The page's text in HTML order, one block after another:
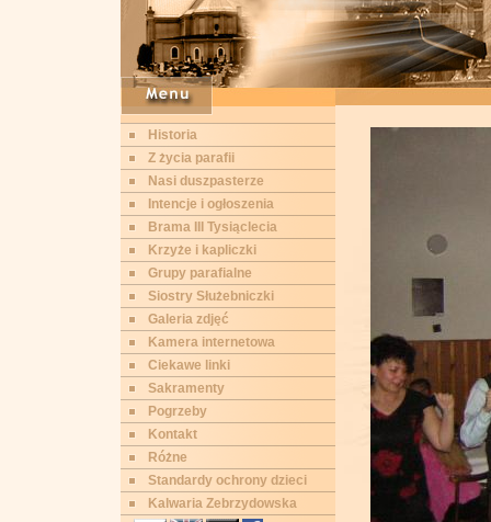
Historia
Z życia parafii
Nasi duszpasterze
Intencje i ogłoszenia
Brama III Tysiąclecia
Krzyże i kapliczki
Grupy parafialne
Siostry Służebniczki
Galeria zdjęć
Kamera internetowa
Ciekawe linki
Sakramenty
Pogrzeby
Kontakt
Różne
Standardy ochrony dzieci
Kalwaria Zebrzydowska